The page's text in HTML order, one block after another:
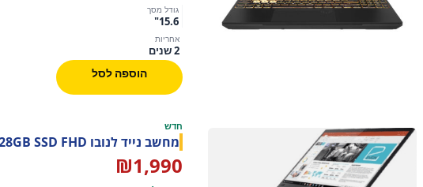
גודל מסך
15.6"
אחריות
2 שנים
הוספה לסל
חדש
מחשב נייד לנובו Lenovo X380 Yoga i5-8250U 8GB 128GB SSD FHD
₪1,990